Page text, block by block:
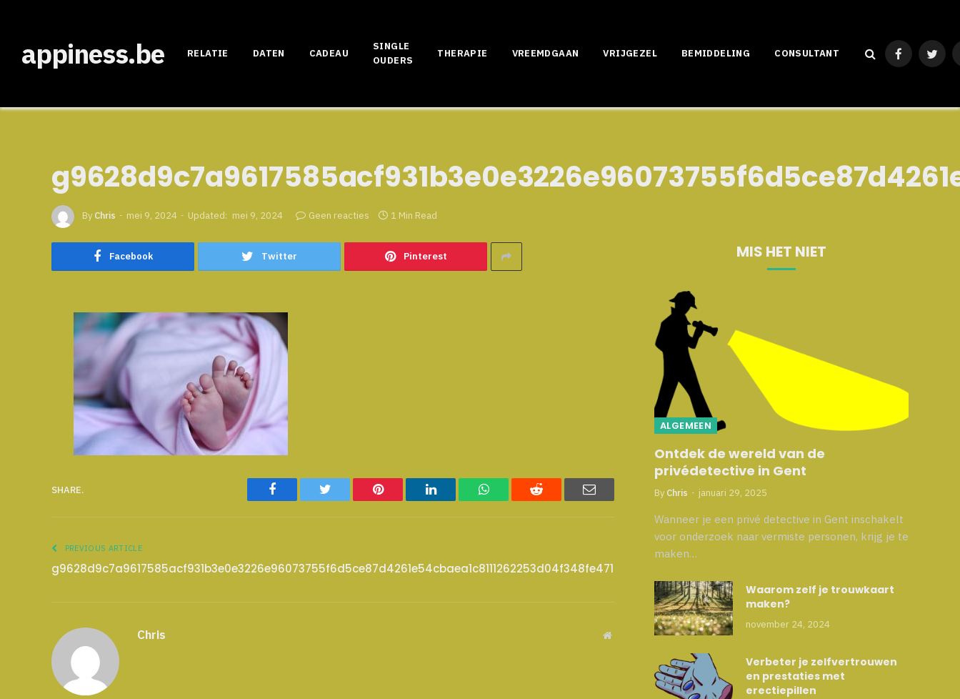
appiness.be RELATIE DATEN CADEAU
SINGLE
OUDERS
THERAPIE VREEMDGAAN VRIJGEZEL BEMIDDELING CONSULTANT Facebook
By Chris mei 9, 2024 Updated: mei 9, 2024 Geen reacties 1 Min Read
Facebook Twitter Pinterest
SHARE. Facebook Twitter Pinterest LinkedIn WhatsAppReddit Email
PREVIOUS ARTICLE
g9628d9c7a9617585acf931b3e0e3226e96073755f6d5ce87d4261e54cbaea1c8111262253d04f348fe4712ae40d46f2f75dbd94318a2e7195f823ad94cb82610_640
Chris Website
MIS HET NIET
ALGEMEEN
Ontdek de wereld van de
privédetective in Gent
By Chris januari 29, 2025
Wanneer je een privé detective in Gent inschakelt
voor onderzoek naar vermiste personen, krijg je te
maken…
Waarom zelf je trouwkaart
maken?
november 24, 2024
Verbeter je zelfvertrouwen
en prestaties met
erectiepillen